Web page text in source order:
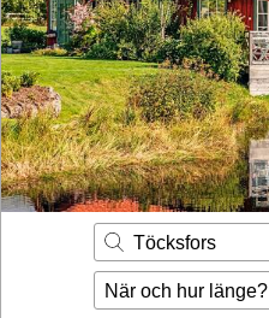
Inspiration
Kontakt
Husägare
Se hur mycket du kan tjäna
Räkna ut din
hyresintäkt
Töcksfors
När och hur länge?